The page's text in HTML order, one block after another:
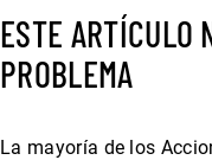
ESTE ARTÍCULO
PROBLEMA
La mayoría de los